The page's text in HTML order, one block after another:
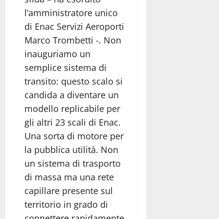
l’amministratore unico
di Enac Servizi Aeroporti
Marco Trombetti -. Non
inauguriamo un
semplice sistema di
transito: questo scalo si
candida a diventare un
modello replicabile per
gli altri 23 scali di Enac.
Una sorta di motore per
la pubblica utilità. Non
un sistema di trasporto
di massa ma una rete
capillare presente sul
territorio in grado di